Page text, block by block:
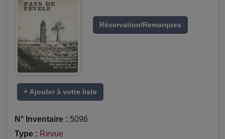
Réservation/Remarques
+ Ajouter à votre liste
N° Inventaire : 5096
Type : Revue